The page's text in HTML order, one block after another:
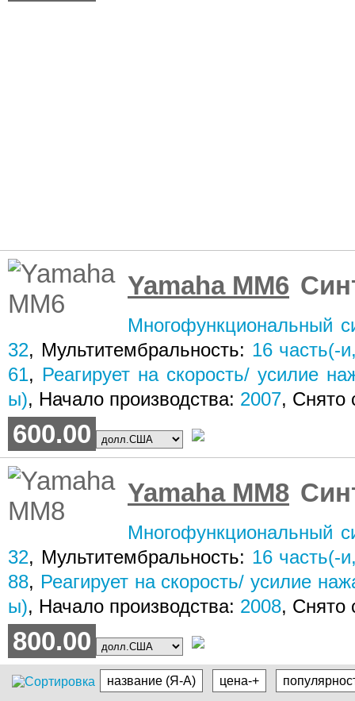
Yamaha MM6
Многофункциональный
32, Мультитембральность: 16 часть(-
61, Реагирует на скорость/ усилие
ы), Начало производства: 2007, Снято
600.00
Yamaha MM8
Многофункциональный
32, Мультитембральность: 16 часть(-
88, Реагирует на скорость/ усилие
ы), Начало производства: 2008, Снято
800.00
название (Я-А) цена-+